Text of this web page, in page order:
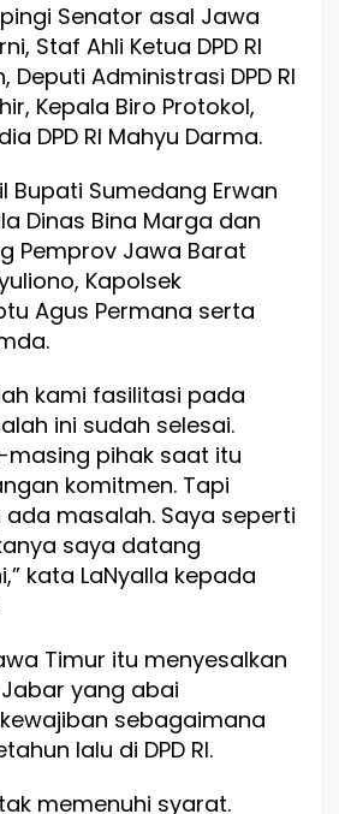
C
i
u
m
d
u
,
K
e
t
u
D
R
I
D
e
s
a
P
b
y
a
Senator asal Jawa
Staf Ahli Ketua DPD RI
Deputi Administrasi DPD RI
Kepala Biro Protokol,
DPD RI Mahyu Darma.
Bupati Sumedang Erwan
Dinas Bina Marga dan
Pemprov Jawa Barat
Kapolsek
Agus Permana serta
kami fasilitasi pada
ini sudah selesai.
masing pihak saat itu
komitmen. Tapi
masalah. Saya seperti
saya datang
kata LaNyalla kepada
Timur itu menyesalkan
yang abai
sebagaimana
lalu di DPD RI.
memenuhi syarat.